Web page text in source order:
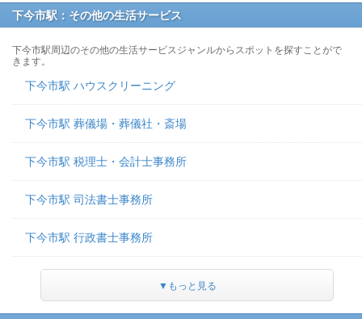
下今市駅：その他の生活サービス
下今市駅周辺のその他の生活サービスジャンルからスポットを探すことがで
きます。
下今市駅 ハウスクリーニング
下今市駅 葬儀場・葬儀社・斎場
下今市駅 税理士・会計士事務所
下今市駅 司法書士事務所
下今市駅 行政書士事務所
▼もっと見る